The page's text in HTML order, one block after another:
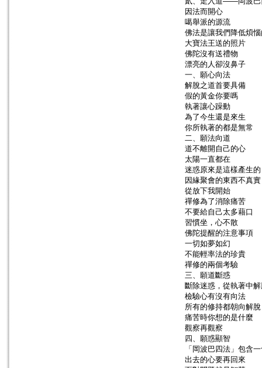
因法而開心
噶舉派的源流
佛法是讓我們降低煩
大寶法王送的照片
佛陀沒有送禮物
漂亮的人卻沒鼻子
一、願心向法
解脫之道首要具備
假的黃金你要嗎
執著讓心躁動
為了今生還是來生
你所執著的都是無常
二、願法向道
道不離開自己的心
太陽一直都在
迷惑原來是這樣產生的
因緣聚會的東西不真實
從放下我開始
禪修為了消除痛苦
不要給自己太多藉口
習慣坐，心不散
佛陀提醒的注意事項
一切如夢如幻
不能輕率法的珍貴
禪修的兩個考驗
三、願道斷惑
斷除迷惑，從執著中
檢驗心有沒有向法
所有的修持都朝向解脫
痛苦時你想的是什麼
觀察再觀察
四、願惑顯智
「岡波巴四法」包含
出去的心要再回來